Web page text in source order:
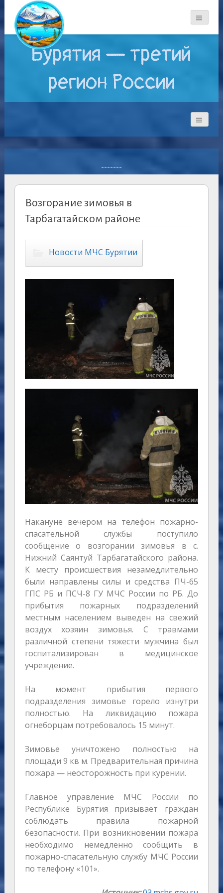
Бурятия — третий
регион России
-------
Возгорание зимовья в
Тарбагатайском районе
Новости МЧС Бурятии
Накануне вечером на телефон пожарно-
спасательной службы поступило
сообщение о возгорании зимовья в с.
Нижний Саянтуй Тарбагатайского района.
К месту происшествия незамедлительно
были направлены силы и средства ПЧ-65
ГПС РБ и ПСЧ-8 ГУ МЧС России по РБ. До
прибытия пожарных подразделений
местным населением выведен на свежий
воздух хозяин зимовья. С травмами
различной степени тяжести мужчина был
госпитализирован в медицинское
учреждение.
На момент прибытия первого
подразделения зимовье горело изнутри
полностью. На ликвидацию пожара
огнеборцам потребовалось 15 минут.
Зимовье уничтожено полностью на
площади 9 кв м. Предварительная причина
пожара — неосторожность при курении.
Главное управление МЧС России по
Республике Бурятия призывает граждан
соблюдать правила пожарной
безопасности. При возникновении пожара
необходимо немедленно сообщить в
пожарно-спасательную службу МЧС России
по телефону «101».